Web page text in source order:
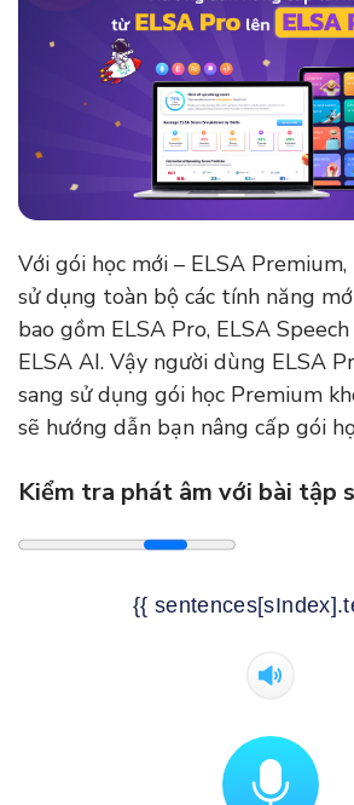
Với gói học mới – ELSA
sử dụng toàn bộ các tính năng
bao gồm ELSA Pro, ELSA
ELSA AI. Vậy người dùng ELSA
sang sử dụng gói học Premium
sẽ hướng dẫn bạn nâng cấp gói
Kiểm tra phát âm với bài tập
{{